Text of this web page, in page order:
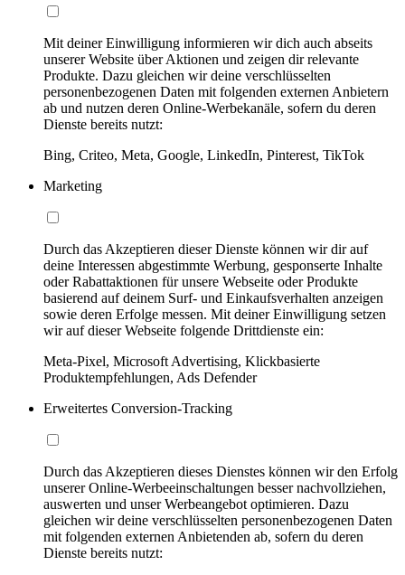
Mit deiner Einwilligung informieren wir dich auch abseits
unserer Website über Aktionen und zeigen dir relevante
Produkte. Dazu gleichen wir deine verschlüsselten
personenbezogenen Daten mit folgenden externen Anbietern
ab und nutzen deren Online-Werbekanäle, sofern du deren
Dienste bereits nutzt:
Bing, Criteo, Meta, Google, LinkedIn, Pinterest, TikTok
Marketing
Durch das Akzeptieren dieser Dienste können wir dir auf
deine Interessen abgestimmte Werbung, gesponserte Inhalte
oder Rabattaktionen für unsere Webseite oder Produkte
basierend auf deinem Surf- und Einkaufsverhalten anzeigen
sowie deren Erfolge messen. Mit deiner Einwilligung setzen
wir auf dieser Webseite folgende Drittdienste ein:
Meta-Pixel, Microsoft Advertising, Klickbasierte
Produktempfehlungen, Ads Defender
Erweitertes Conversion-Tracking
Durch das Akzeptieren dieses Dienstes können wir den Erfolg
unserer Online-Werbeeinschaltungen besser nachvollziehen,
auswerten und unser Werbeangebot optimieren. Dazu
gleichen wir deine verschlüsselten personenbezogenen Daten
mit folgenden externen Anbietenden ab, sofern du deren
Dienste bereits nutzt: